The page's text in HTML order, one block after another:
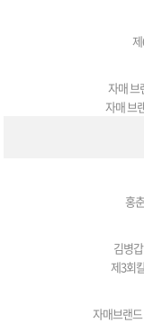
자매 브
자매 브
홍
김병
제3회
자매브랜